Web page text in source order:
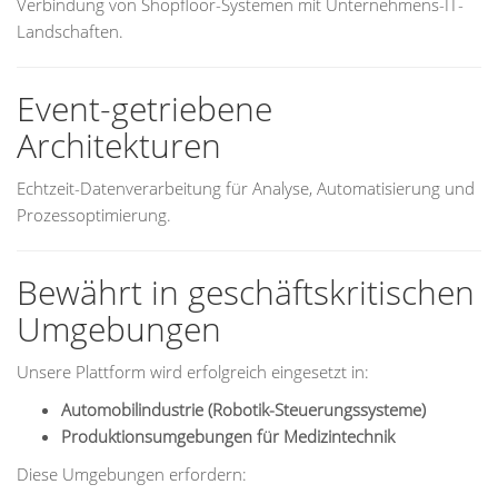
Verbindung von Shopfloor-Systemen mit Unternehmens-IT-
Landschaften.
Event-getriebene
Architekturen
Echtzeit-Datenverarbeitung für Analyse, Automatisierung und
Prozessoptimierung.
Bewährt in geschäftskritischen
Umgebungen
Unsere Plattform wird erfolgreich eingesetzt in:
Automobilindustrie (Robotik-Steuerungssysteme)
Produktionsumgebungen für Medizintechnik
Diese Umgebungen erfordern: